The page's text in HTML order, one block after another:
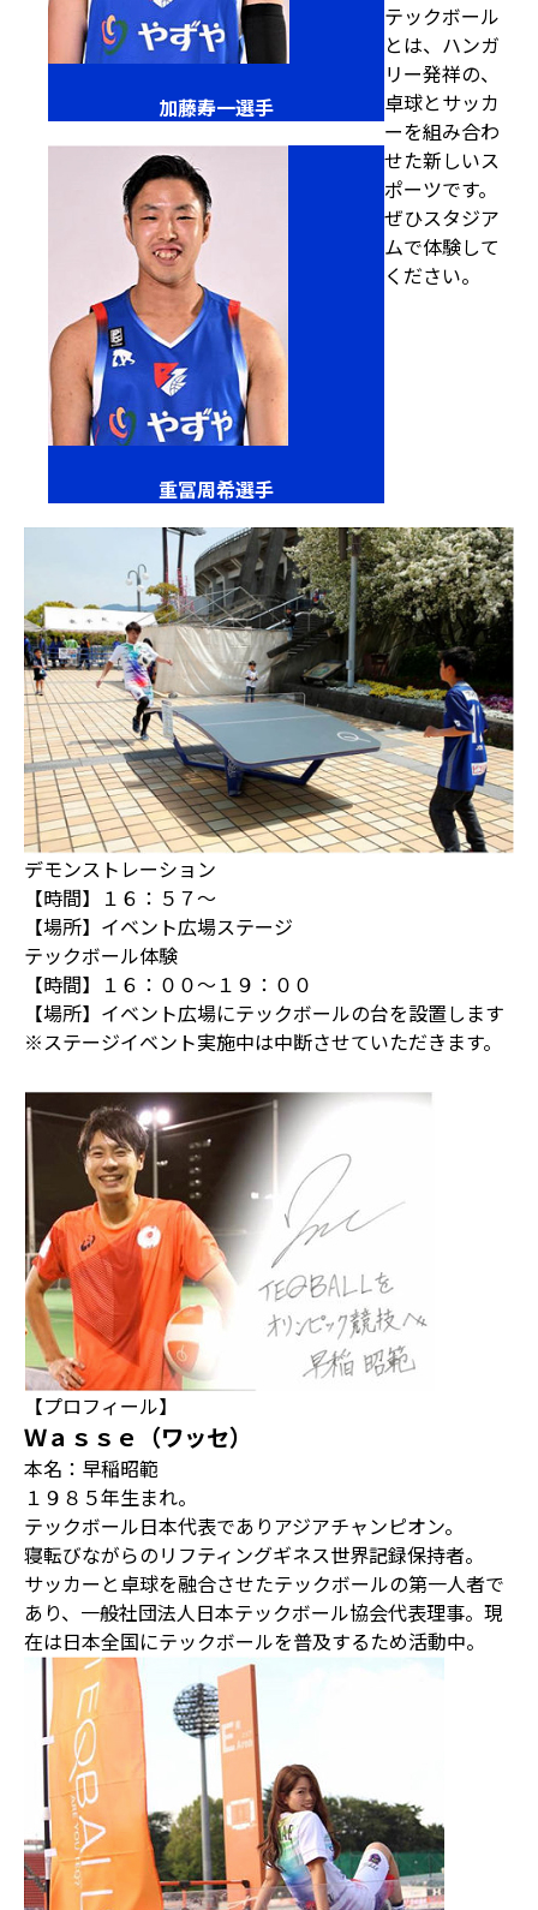
加藤寿一選手
重冨周希選手
テックボール
とは、ハンガ
リー発祥の、
卓球とサッカ
ーを組み合わ
せた新しいス
ポーツです。
ぜひスタジア
ムで体験して
ください。
デモンストレーション
【時間】１６：５７～
【場所】イベント広場ステージ
テックボール体験
【時間】１６：００～１９：００
【場所】イベント広場にテックボールの台を設置します
※ステージイベント実施中は中断させていただきます。
【プロフィール】
Ｗａｓｓｅ（ワッセ）
本名：早稲昭範
１９８５年生まれ。
テックボール日本代表でありアジアチャンピオン。
寝転びながらのリフティングギネス世界記録保持者。
サッカーと卓球を融合させたテックボールの第一人者で
あり、一般社団法人日本テックボール協会代表理事。現
在は日本全国にテックボールを普及するため活動中。